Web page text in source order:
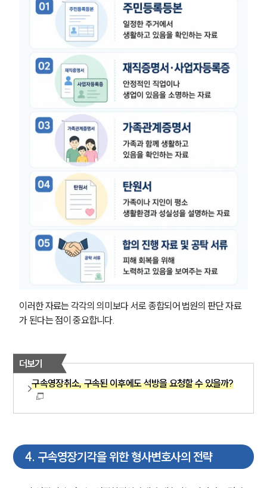
그룹소개
대륜의 강점
오시는 길
글로벌 파트너 로펌
고객의 소리
통합검색
AI대륜
업무사례
형사 주요 업무사례
법률지식인
업무분야
전체
이러한 자료는 각각의 의미보다 서로 종합되어 법원의 판단 자료
가 된다는 점이 중요합니다.
더보기
구속영장취소, 구속된 이후에도 석방을 요청할 수 있을까?
4. 구속영장기각을 위한 형사변호사의 전략